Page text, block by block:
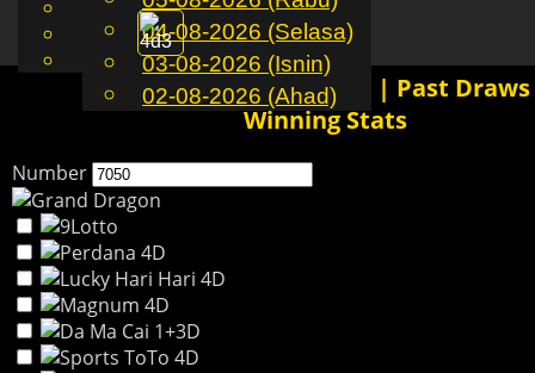
MS
English
Chinese
Malay
04-08-2026 (Selasa)
03-08-2026 (Isnin)
02-08-2026 (Ahad)
Toggle
navigation
7050 4D History Results | Past
Winning Stats
Number